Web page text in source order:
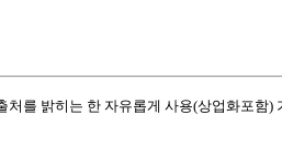
처를 밝히는 한 자유롭게 사용(상업화포함)